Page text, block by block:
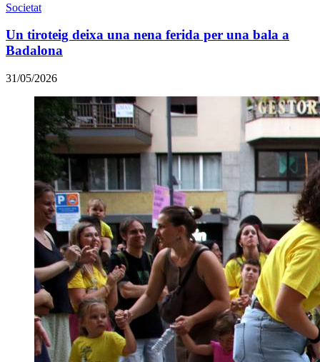
Societat
Un tiroteig deixa una nena ferida per una bala a
Badalona
31/05/2026